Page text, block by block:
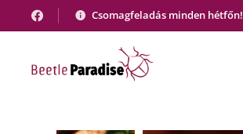
Csomagfeladás minden hétfőn!